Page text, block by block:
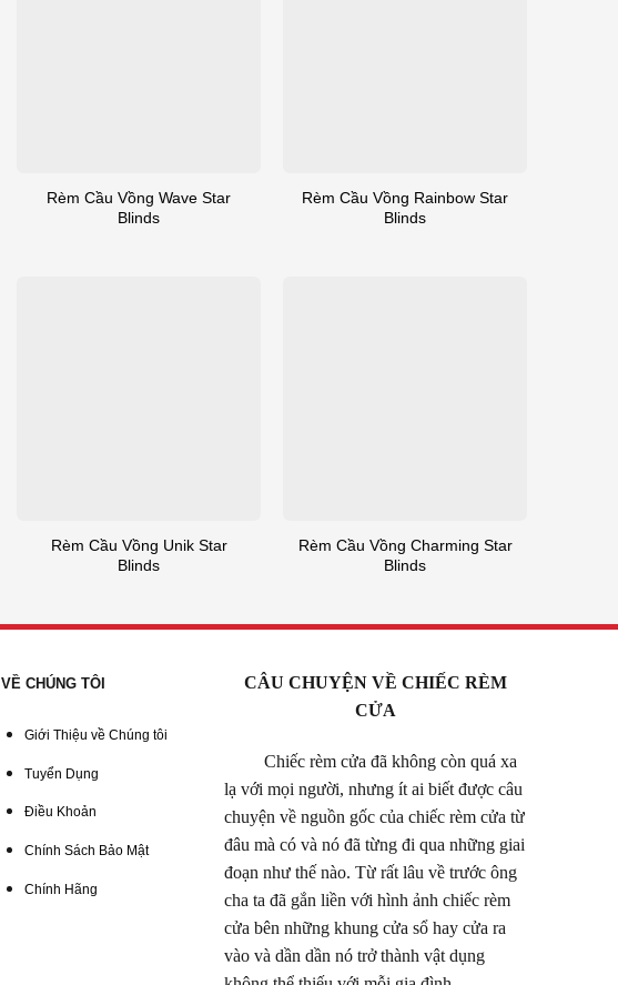
Rèm Cầu Vồng Wave Star
Blinds
Rèm Cầu Vồng Rainbow Star
Blinds
Rèm Cầu Vồng Unik Star
Blinds
Rèm Cầu Vồng Charming Star
Blinds
VỀ CHÚNG TÔI
Giới Thiệu về Chúng tôi
Tuyển Dụng
Điều Khoản
Chính Sách Bảo Mật
Chính Hãng
CÂU CHUYỆN VỀ CHIẾC RÈM
CỬA
Chiếc rèm cửa đã không còn quá xa
lạ với mọi người, nhưng ít ai biết được câu
chuyện về nguồn gốc của chiếc rèm cửa từ
đâu mà có và nó đã từng đi qua những giai
đoạn như thế nào. Từ rất lâu về trước ông
cha ta đã gắn liền với hình ảnh chiếc rèm
cửa bên những khung cửa sổ hay cửa ra
vào và dần dần nó trở thành vật dụng